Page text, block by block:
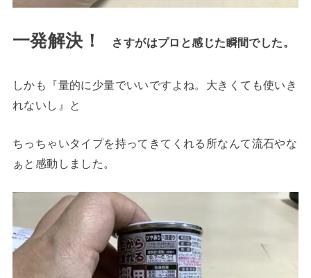
一発解決！ さすがはプロと感じた瞬間でした。
しかも『量的に少量でいいですよね。大きくても使いき
れないし』と
ちっちゃいタイプを持ってきてくれる所なんて流石やな
ぁと感動しました。